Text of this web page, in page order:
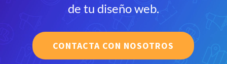
de tu diseño web.
CONTACTA CON NOSOTROS